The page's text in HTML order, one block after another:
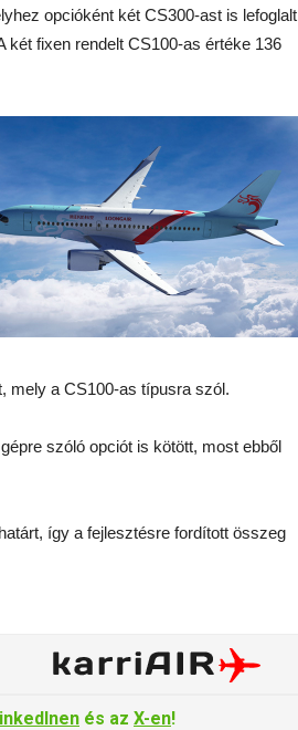
opcióként két CS300-ast is lefoglalt
két fixen rendelt CS100-as értéke 136
mely a CS100-as típusra szól.
szóló opciót is kötött, most ebből
így a fejlesztésre fordított összeg
és az X-en!